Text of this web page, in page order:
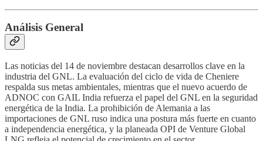
Análisis General
Las noticias del 14 de noviembre destacan desarrollos clave en la
industria del GNL. La evaluación del ciclo de vida de Cheniere
respalda sus metas ambientales, mientras que el nuevo acuerdo de
ADNOC con GAIL India refuerza el papel del GNL en la seguridad
energética de la India. La prohibición de Alemania a las
importaciones de GNL ruso indica una postura más fuerte en cuanto
a independencia energética, y la planeada OPI de Venture Global